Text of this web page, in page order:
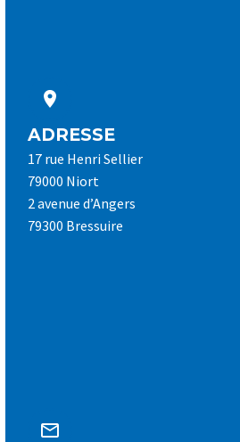


ADRESSE
17 rue Henri Sellier
79000 Niort
2 avenue d’Angers
79300 Bressuire

